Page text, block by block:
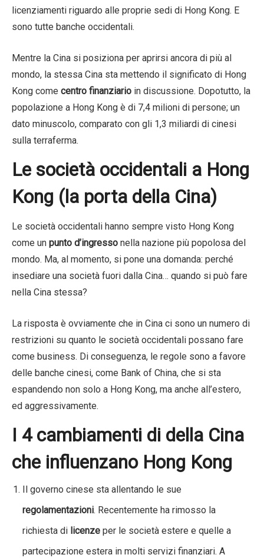
licenziamenti riguardo alle proprie sedi di Hong Kong. E
sono tutte banche occidentali.
Mentre la Cina si posiziona per aprirsi ancora di più al
mondo, la stessa Cina sta mettendo il significato di Hong
Kong come centro finanziario in discussione. Dopotutto, la
popolazione a Hong Kong è di 7,4 milioni di persone; un
dato minuscolo, comparato con gli 1,3 miliardi di cinesi
sulla terraferma.
Le società occidentali a Hong
Kong (la porta della Cina)
Le società occidentali hanno sempre visto Hong Kong
come un punto d’ingresso nella nazione più popolosa del
mondo. Ma, al momento, si pone una domanda: perché
insediare una società fuori dalla Cina… quando si può fare
nella Cina stessa?
La risposta è ovviamente che in Cina ci sono un numero di
restrizioni su quanto le società occidentali possano fare
come business. Di conseguenza, le regole sono a favore
delle banche cinesi, come Bank of China, che si sta
espandendo non solo a Hong Kong, ma anche all’estero,
ed aggressivamente.
I 4 cambiamenti di della Cina
che influenzano Hong Kong
Il governo cinese sta allentando le sue
regolamentazioni. Recentemente ha rimosso la
richiesta di licenze per le società estere e quelle a
partecipazione estera in molti servizi finanziari. A